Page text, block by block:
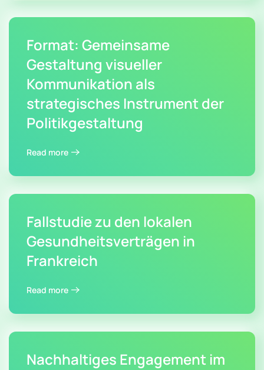
Format: Gemeinsame
Gestaltung visueller
Kommunikation als
strategisches Instrument der
Politikgestaltung
Read more
Fallstudie zu den lokalen
Gesundheitsverträgen in
Frankreich
Read more
Nachhaltiges Engagement im